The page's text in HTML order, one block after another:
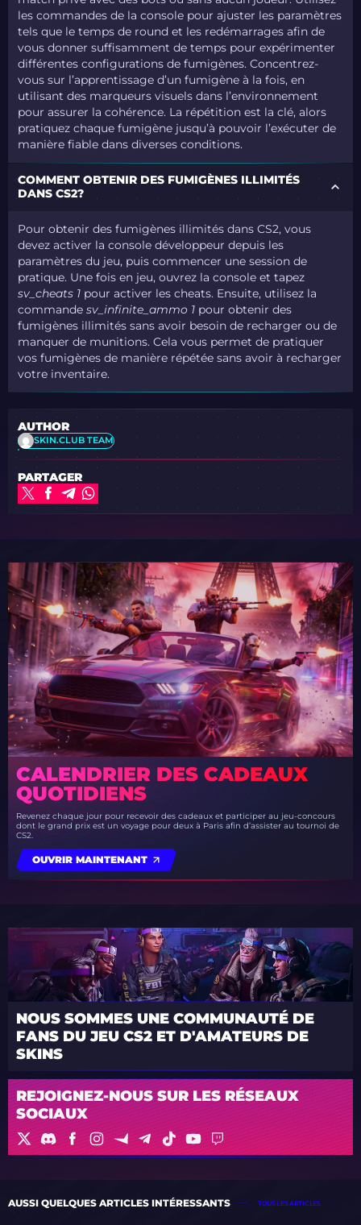
les commandes de la console pour ajuster les paramètres
tels que le temps de round et les redémarrages afin de
vous donner suffisamment de temps pour expérimenter
différentes configurations de fumigènes. Concentrez-
vous sur l’apprentissage d’un fumigène à la fois, en
utilisant des marqueurs visuels dans l’environnement
pour assurer la cohérence. La répétition est la clé, alors
pratiquez chaque fumigène jusqu’à pouvoir l’exécuter de
manière fiable dans diverses conditions.
COMMENT OBTENIR DES FUMIGÈNES ILLIMITÉS
DANS CS2?
Pour obtenir des fumigènes illimités dans CS2, vous
devez activer la console développeur depuis les
paramètres du jeu, puis commencer une session de
pratique. Une fois en jeu, ouvrez la console et tapez
sv_cheats 1 pour activer les cheats. Ensuite, utilisez la
commandesv_infinite_ammo 1 pour obtenir des
fumigènes illimités sans avoir besoin de recharger ou de
manquer de munitions. Cela vous permet de pratiquer
vos fumigènes de manière répétée sans avoir à recharger
votre inventaire.
AUTHOR
SKIN.CLUB TEAM
PARTAGER
CALENDRIER DES CADEAUX
QUOTIDIENS
Revenez chaque jour pour recevoir des cadeaux et participer au jeu-concours
dont le grand prix est un voyage pour deux à Paris afin d’assister au tournoi de
CS2.
OUVRIR MAINTENANT
NOUS SOMMES UNE COMMUNAUTÉ DE
FANS DU JEU CS2 ET D'AMATEURS DE
SKINS
REJOIGNEZ-NOUS SUR LES RÉSEAUX
SOCIAUX
AUSSI QUELQUES ARTICLES INTÉRESSANTS TOUS LES ARTICLES